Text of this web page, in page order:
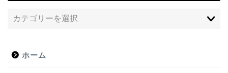
ホーム